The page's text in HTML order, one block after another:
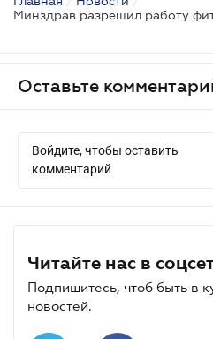
Оставьте
Войдите, чтобы оставить
комментарий
Читайте нас в
Подпишитесь, чтоб быть в
новостей.